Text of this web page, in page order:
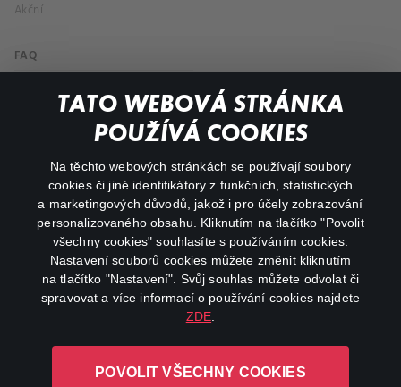
TATO WEBOVÁ STRÁNKA
POUŽÍVÁ COOKIES
Na těchto webových stránkách se používají soubory
cookies či jiné identifikátory z funkčních, statistických
a marketingových důvodů, jakož i pro účely zobrazování
personalizovaného obsahu. Kliknutím na tlačítko "Povolit
všechny cookies" souhlasíte s používáním cookies.
Nastavení souborů cookies můžete změnit kliknutím
na tlačítko "Nastavení". Svůj souhlas můžete odvolat či
spravovat a více informací o používání cookies najdete
ZDE
POVOLIT VŠECHNY COOKIES
Akční
FAQ
Můj účet
Důležité odkazy
facebookinstagram
youtube
L-1246 Luxembourg R.C.S.